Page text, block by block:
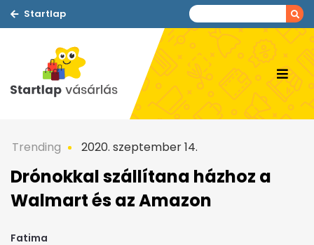
Startlap
Trending 2020. szeptember 14.
Drónokkal szállítana házhoz a
Walmart és az Amazon
Fatima